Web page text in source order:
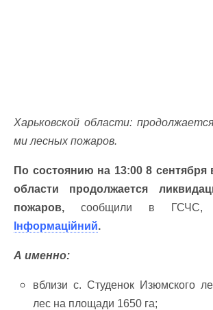
Харьковской области:
ми лесных пожаров.
По состоянию на 13:00 8 сентября
области продолжается
пожаров, сообщили в ГСЧС,
Інформаційний.
А именно:
вблизи с. Студенок Изюмского
лес на площади 1650 га;